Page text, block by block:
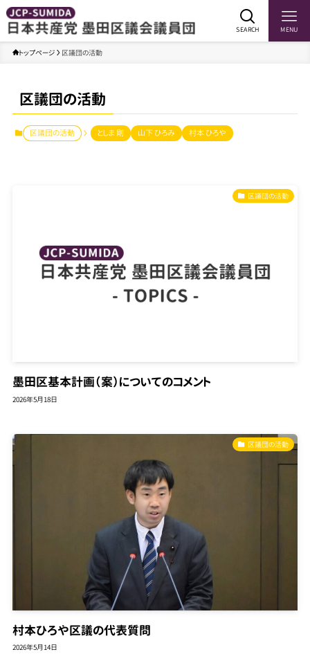
SEARCH MENU
トップページ 区議団の活動
区議団の活動
区議団の活動 としま 剛 山下 ひろみ 村本 ひろや
区議団の活動
墨田区基本計画（案）についてのコメント
2026年5月18日
区議団の活動
村本ひろや区議の代表質問
2026年5月14日